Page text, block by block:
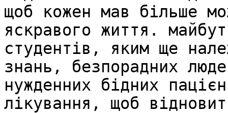
щоб кожен мав більше
яскравого життя.
студентів, яким ще
знань, безпорадних
нужденних бідних
лікування, щоб